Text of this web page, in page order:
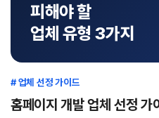
피해야 할
업체 유형 3가지
# 업체 선정 가이드
홈페이지 개발 업체 선정 가